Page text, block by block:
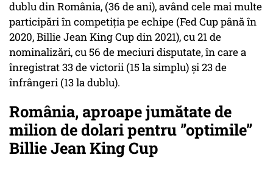
dublu din România, (36 de ani), având cele mai multe
participări în competiția pe echipe (Fed Cup până în
2020, Billie Jean King Cup din 2021), cu 21 de
nominalizări, cu 56 de meciuri disputate, în care a
înregistrat 33 de victorii (15 la simplu) și 23 de
înfrângeri (13 la dublu).
România, aproape jumătate de
milion de dolari pentru ”optimile”
Billie Jean King Cup